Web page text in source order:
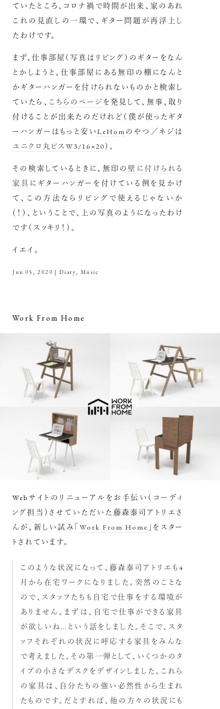
ていたところ、コロナ禍で時間が出来、家のあれ
これの見直しの一環で、ギター問題が再浮上し
たわけです。
まず、仕事部屋（写真はリビング）のギターをなん
とかしようと、仕事部屋にある無印の棚になんと
かギターハンガーを付けられないものかと検索し
ていたら、 こちらのページ を発見して、無事、取り
付けることが出来たのだけれど（僕が使ったギタ
ーハンガーはもっと安いLeHom のやつ／ネジは
ユニクロ丸ビスW3/16×20）。
その検索しているときに、無印の壁に付けられる
家具 にギターハンガーを付けている例を見かけ
て、この方法ならリビングで使えるじゃないか
（！）、ということで、上の写真のようになったわけ
です（スッキリ！）。
イエイ。
Jun 05, 2020 | Diary, Music
Work From Home
Webサイトのリニューアルをお手伝い（コーディ
ング担当）させていただいた藤森泰司アトリエさ
んが、新しい試み「Work From Home 」をスター
トされています。
このような状況になって、藤森泰司アトリエも4
月から在宅ワークになりました。突然のことな
ので、スタッフたちも自宅で仕事をする環境が
ありません。まずは、自宅で仕事ができる家具
が欲しいね…という話をしました。そこで、スタ
ッフそれぞれの状況に呼応する家具をみんな
で考えました。その第一弾として、いくつかのタ
イプの小さなデスクをデザインしました。これら
の家具は、自分たちの強い必然性から生まれ
たものです。だとすれば、他の方々の状況にも